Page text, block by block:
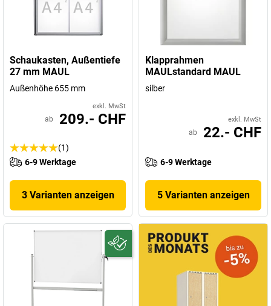
LED-Leuchten und Tischlampen über Präsentationstechnik und
Spezialwaagen.
Schaukasten, Außentiefe
27 mm MAUL
Außenhöhe 655 mm
exkl. MwSt
ab 209.- CHF
(1)
6-9 Werktage
3 Varianten anzeigen
Klapprahmen
MAULstandard MAUL
silber
exkl. MwSt
ab 22.- CHF
6-9 Werktage
5 Varianten anzeigen